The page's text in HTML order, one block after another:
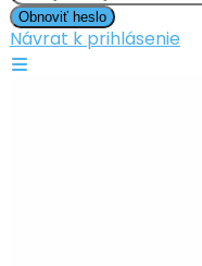
Obnoviť heslo
Návrat k prihlásenie